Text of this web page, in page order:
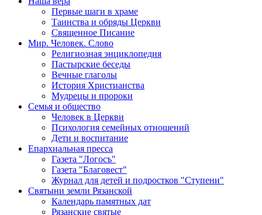
Первые шаги в храме
Таинства и обряды Церкви
Священное Писание
Мир. Человек. Слово
Религиозная энциклопедия
Пастырские беседы
Вечные глаголы
История Христианства
Мудрецы и пророки
Семья и общество
Человек в Церкви
Психология семейных отношений
Дети и воспитание
Епархиальная пресса
Газета "Логосъ"
Газета "Благовест"
Журнал для детей и подростков "Ступени"
Святыни земли Рязанской
Календарь памятных дат
Рязанские святые